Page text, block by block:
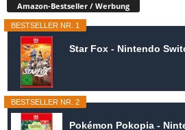
Amazon-Bestseller / Werbung
BESTSELLER NR. 1
Star Fox - Nintendo
BESTSELLER NR. 2
Pokémon Pokopia -